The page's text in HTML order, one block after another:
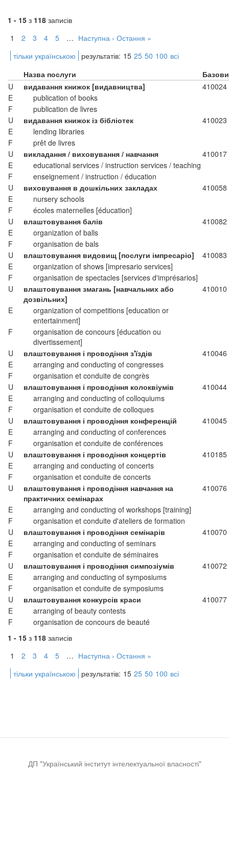
1 - 15 з 118 записів
1
2 3 4 5 … Наступна › Остання »
тільки українською
результатів: 15 25 50 100 всі
Назва послуги
U
видавання книжок [видавництва]
410024
E
publication of books
F
publication de livres
U
видавання книжок із бібліотек
410023
E
lending libraries
F
prêt de livres
U
викладання / виховування / навчання
410017
E
educational services / instruction services / teaching
F
enseignement / instruction / éducation
U
виховування в дошкільних закладах
410058
E
nursery schools
F
écoles maternelles [éducation]
U
влаштовування балів
410082
E
organization of balls
F
organisation de bals
U
влаштовування видовищ [послуги імпресаріо]
410083
E
organization of shows [impresario services]
F
organisation de spectacles [services d'imprésarios]
U
влаштовування змагань [навчальних або
дозвільних]
410010
E
organization of competitions [education or
entertainment]
F
organisation de concours [éducation ou
divertissement]
U
влаштовування і проводіння з'їздів
410046
E
arranging and conducting of congresses
F
organisation et conduite de congrès
U
влаштовування і проводіння колоквіумів
410044
E
arranging and conducting of colloquiums
F
organisation et conduite de colloques
U
влаштовування і проводіння конференцій
410045
E
arranging and conducting of conferences
F
organisation et conduite de conférences
U
влаштовування і проводіння концертів
410185
E
arranging and conducting of concerts
F
organisation et conduite de concerts
U
влаштовування і проводіння навчання на
практичних семінарах
410076
E
arranging and conducting of workshops [training]
F
organisation et conduite d'ateliers de formation
U
влаштовування і проводіння семінарів
410070
E
arranging and conducting of seminars
F
organisation et conduite de séminaires
U
влаштовування і проводіння симпозіумів
410072
E
arranging and conducting of symposiums
F
organisation et conduite de symposiums
U
влаштовування конкурсів краси
410077
E
arranging of beauty contests
F
organisation de concours de beauté
1 - 15 з 118 записів
1
2 3 4 5 … Наступна › Остання »
тільки українською
результатів: 15 25 50 100 всі
ДП "Український інститут інтелектуальної власності"